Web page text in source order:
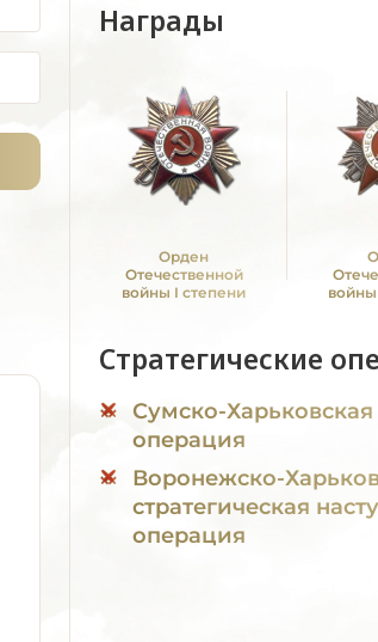
Награды
Орден
Отечественной
войны I степени
Стратегические
Сумско-
операция
Воронежско-
стратегическая
операция